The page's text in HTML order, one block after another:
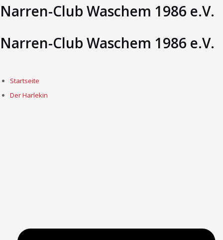
Narren-Club Waschem 1986 e.V.
Narren-Club Waschem 1986 e.V.
Startseite
Der Harlekin